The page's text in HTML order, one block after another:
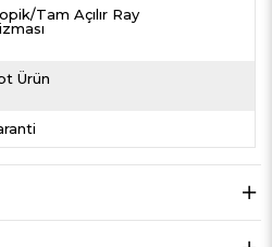
Tam Açılır Ray
Ürün